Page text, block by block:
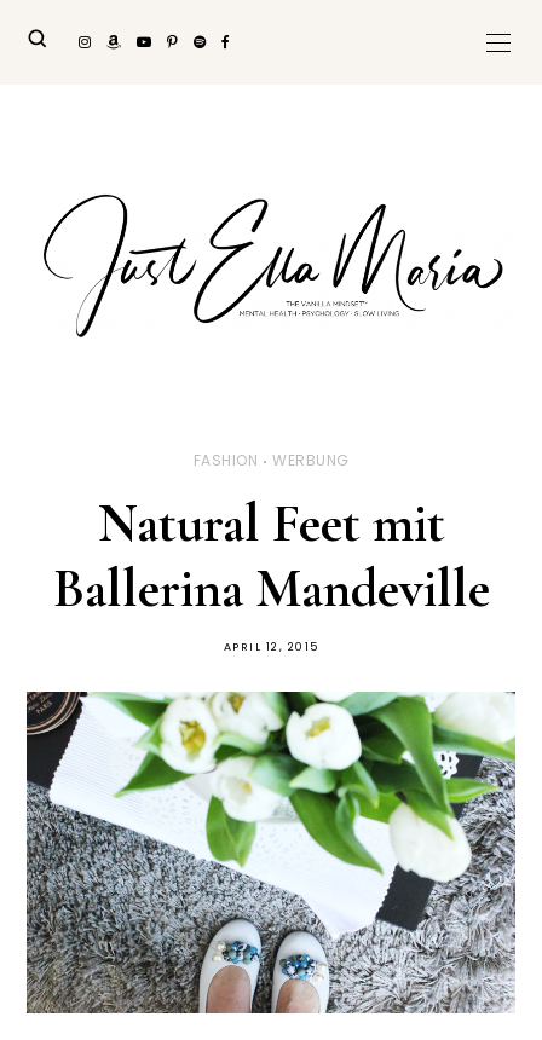
FASHION WERBUNG
Natural Feet mit
Ballerina Mandeville
APRIL 12, 2015